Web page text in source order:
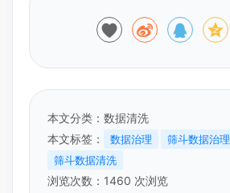
本文分类： 数据清洗
本文标签：
数据治理
筛斗数据治理
筛斗数据清洗
浏览次数： 1460 次浏览